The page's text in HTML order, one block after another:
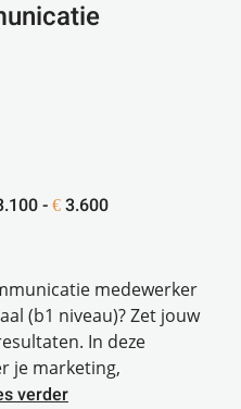
- € 3.600
medewerker
(b1 niveau)? Zet jouw
In deze
je marketing,
verder